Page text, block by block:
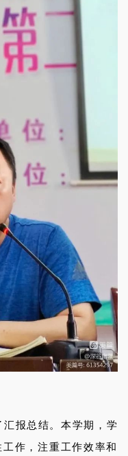
报总结。本学期，学
作，注重工作效率和